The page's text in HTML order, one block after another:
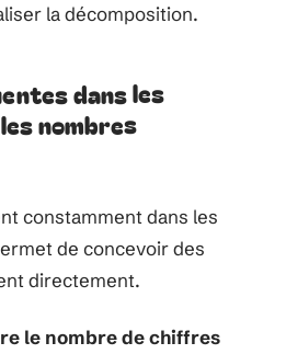
la décomposition.
dans les
nombres
constamment dans les
de concevoir des
directement.
le nombre de chiffres